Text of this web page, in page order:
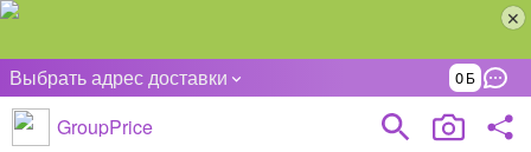
Выбрать адрес доставки 0
GroupPrice